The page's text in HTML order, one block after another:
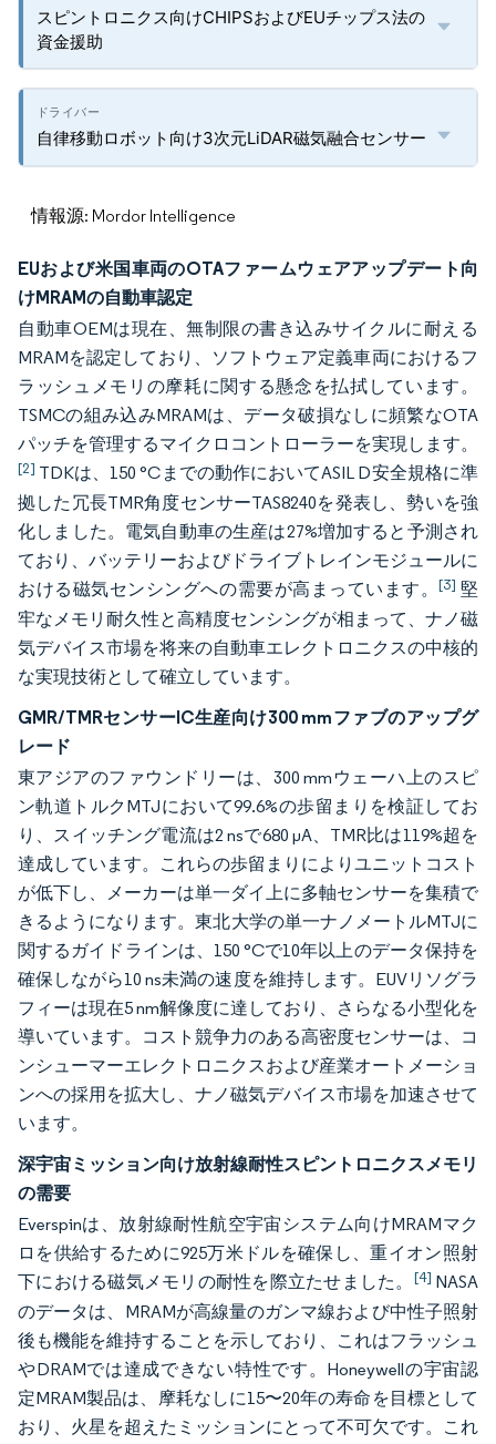
スピントロニクス向けCHIPSおよびEUチップス法の
資金援助
自律移動ロボット向け3次元LiDAR磁気融合センサー
情報源: Mordor Intelligence
EUおよび米国車両のOTAファームウェアアップデート向
けMRAMの自動車認定
自動車OEMは現在、無制限の書き込みサイクルに耐える
MRAMを認定しており、ソフトウェア定義車両におけるフ
ラッシュメモリの摩耗に関する懸念を払拭しています。
TSMCの組み込みMRAMは、データ破損なしに頻繁なOTA
パッチを管理するマイクロコントローラーを実現します。
[2] TDKは、150 °Cまでの動作においてASIL D安全規格に準
拠した冗長TMR角度センサーTAS8240を発表し、勢いを強
化しました。電気自動車の生産は27%増加すると予測され
ており、バッテリーおよびドライブトレインモジュールに
おける磁気センシングへの需要が高まっています。[3] 堅
牢なメモリ耐久性と高精度センシングが相まって、ナノ磁
気デバイス市場を将来の自動車エレクトロニクスの中核的
な実現技術として確立しています。
GMR/TMRセンサーIC生産向け300 mmファブのアップグ
レード
東アジアのファウンドリーは、300 mmウェーハ上のスピ
ン軌道トルクMTJにおいて99.6%の歩留まりを検証してお
り、スイッチング電流は2 nsで680 µA、TMR比は119%超を
達成しています。これらの歩留まりによりユニットコスト
が低下し、メーカーは単一ダイ上に多軸センサーを集積で
きるようになります。東北大学の単一ナノメートルMTJに
関するガイドラインは、150 °Cで10年以上のデータ保持を
確保しながら10 ns未満の速度を維持します。EUVリソグラ
フィーは現在5 nm解像度に達しており、さらなる小型化を
導いています。コスト競争力のある高密度センサーは、コ
ンシューマーエレクトロニクスおよび産業オートメーショ
ンへの採用を拡大し、ナノ磁気デバイス市場を加速させて
います。
深宇宙ミッション向け放射線耐性スピントロニクスメモリ
の需要
Everspinは、放射線耐性航空宇宙システム向けMRAMマク
ロを供給するために925万米ドルを確保し、重イオン照射
下における磁気メモリの耐性を際立たせました。 [4] NASA
のデータは、MRAMが高線量のガンマ線および中性子照射
後も機能を維持することを示しており、これはフラッシュ
やDRAMでは達成できない特性です。Honeywellの宇宙認
定MRAM製品は、摩耗なしに15〜20年の寿命を目標として
おり、火星を超えたミッションにとって不可欠です。これ